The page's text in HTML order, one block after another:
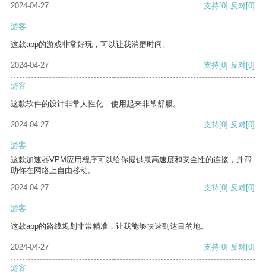
2024-04-27 支持[0] 反对[0]
游客
这款app的游戏非常好玩，可以让我消磨时间。
2024-04-27 支持[0] 反对[0]
游客
这款软件的设计非常人性化，使用起来非常舒服。
2024-04-27 支持[0] 反对[0]
游客
这款加速器VPM应用程序可以给你提供最高速度和安全性的连接，并帮
助你在网络上自由移动。
2024-04-27
支持[0] 反对[0]
游客
这款app的路线规划非常精准，让我能够快速到达目的地。
2024-04-27 支持[0] 反对[0]
游客